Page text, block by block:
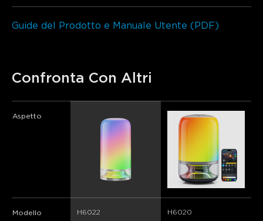
Guide del Prodotto e Manuale Utente (PDF)
Confronta Con Altri
Aspetto
Modello H6022 H6020